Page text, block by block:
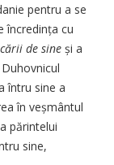
pentru a se
încredința cu
de sine și a
întru sine a
în veșmântul
părintelui
sine,